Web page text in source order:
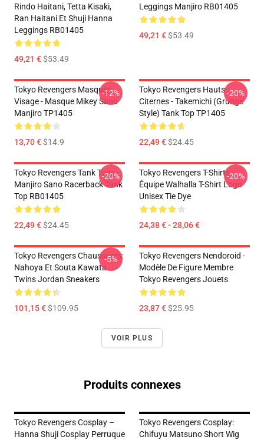
Rindo Haitani, Tetta Kisaki,
Ran Haitani Et Shuji Hanna
Leggings RB01405
49,21 €$53.49
Leggings Manjiro RB01405
49,21 €$53.49
Tokyo Revengers Masques
Visage - Masque Mikey Sano
Manjiro TP1405
13,70 €$14.9
-12%
Tokyo Revengers Hauts-
Citernes - Takemichi (Grunge
Style) Tank Top TP1405
22,49 €$24.45
-20%
Tokyo Revengers Tank Tops -
Manjiro Sano Racerback Tank
Top RB01405
22,49 €$24.45
-20%
Tokyo Revengers T-Shirts -
Équipe Walhalla T-Shirt Logo
Unisex Tie Dye
24,38 € - 28,06 €
-20%
Tokyo Revengers Chaussures:
Nahoya Et Souta Kawata
Twins Jordan Sneakers
101,15 €$109.95
-5%
Tokyo Revengers Nendoroid -
Modèle De Figure Membre
Tokyo Revengers Jouets
23,87 €$25.95
VOIR PLUS
Produits connexes
Tokyo Revengers Cosplay –
Hanna Shuji Cosplay Perruque
Tokyo Revengers Cosplay:
Chifuyu Matsuno Short Wig